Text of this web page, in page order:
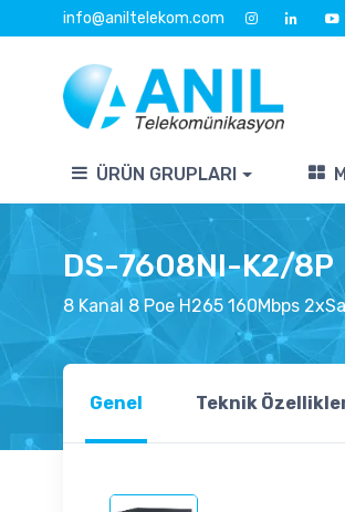
info@aniltelekom.com
ÜRÜN GRUPLARI
DS-7608NI-K2/8P
8 Kanal 8 Poe H265 160Mbps
Genel Teknik